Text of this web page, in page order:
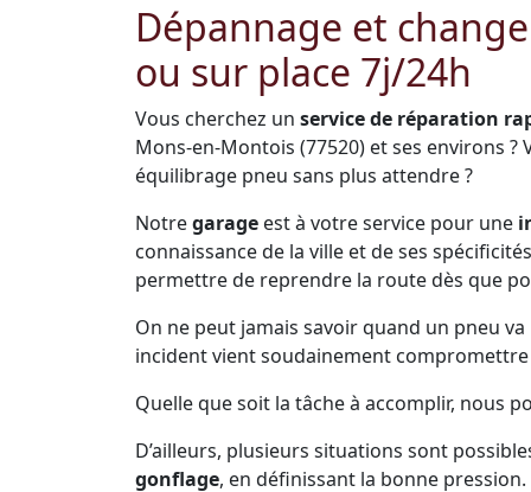
Dépannage et
ou sur place 7j/24h
Vous cherchez un service de réparation
Mons-en-Montois (77520) et ses environs ?
équilibrage pneu sans plus attendre ?
Notregarage est à votre service pour une
connaissance de la ville et de ses
permettre de reprendre la route dès que
On ne peut jamais savoir quand un pneu
incident vient soudainement
Quelle que soit la tâche à accomplir, nous
D’ailleurs, plusieurs situations sont
gonflage, en définissant la bonne